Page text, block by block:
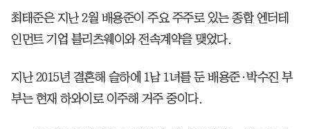
최태준은 지난 2월 배용준이 주요 주주로 있는 종합 엔터테
인먼트 기업 블리츠웨이와 전속계약을 맺었다.
지난 2015년 결혼해 슬하에 1남 1녀를 둔 배용준·박수진 부
부는 현재 하와이로 이주해 거주 중이다.